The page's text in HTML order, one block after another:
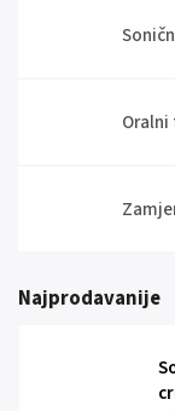
Najprodavanije